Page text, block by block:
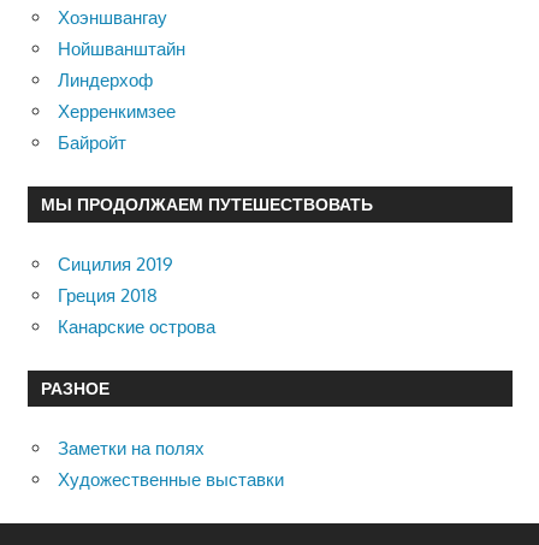
Хоэншвангау
Нойшванштайн
Линдерхоф
Херренкимзее
Байройт
МЫ ПРОДОЛЖАЕМ ПУТЕШЕСТВОВАТЬ
Сицилия 2019
Греция 2018
Канарские острова
РАЗНОЕ
Заметки на полях
Художественные выставки